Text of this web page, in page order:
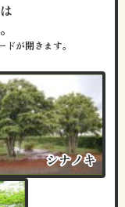
が開きます。
シナノキ
シナノキ
">